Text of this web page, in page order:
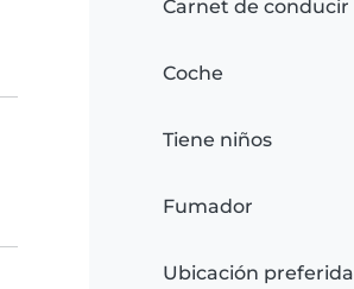
Carnet de conducir
Coche
Tiene niños
Fumador
Ubicación preferida